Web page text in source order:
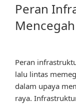
Peran
Peran
lalu lintas
dalam upaya
raya.